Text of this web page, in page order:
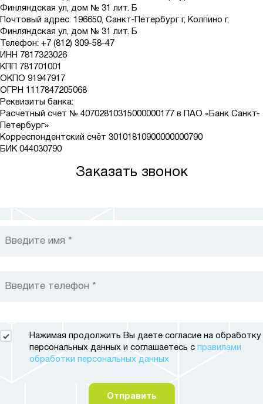
Финляндская ул, дом № 31 лит. Б
Почтовый адрес: 196650, Санкт-Петербург г, Колпино г,
Финляндская ул, дом № 31 лит. Б
Телефон: +7 (812) 309-58-47
ИНН 7817323026
КПП 781701001
ОКПО 91947917
ОГРН 1117847205068
Реквизиты банка:
Расчетный счет № 40702810315000000177 в ПАО «Банк Санкт-
Петербург»
Корреспондентский счёт 30101810900000000790
БИК 044030790
Заказать звонок
Нажимая продолжить Вы даете согласие на обработку
персональных данных и соглашаетесь с правилами
обработки персональных данных
Отправить